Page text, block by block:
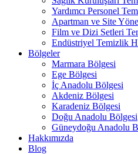
Yardımcı Personel
Apartman ve Site
Film ve Dizi Setleri
Endüstriyel Temizlik
Bölgeler
Marmara Bölgesi
Ege Bölgesi
İç Anadolu Bölgesi
Akdeniz Bölgesi
Karadeniz Bölgesi
Doğu Anadolu Bölgesi
Güneydoğu Anadolu
Hakkımızda
Blog